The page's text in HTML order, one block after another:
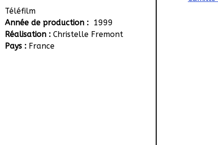
Téléfilm
Année de production : 1999
Réalisation : Christelle Fremont
Pays : France